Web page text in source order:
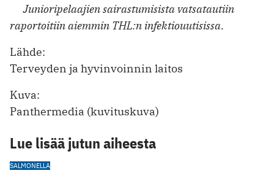
Junioripelaajien sairastumisista vatsatautiin
raportoitiin aiemmin THL:n infektiouutisissa.
Lähde:
Terveyden ja hyvinvoinnin laitos
Kuva:
Panthermedia (kuvituskuva)
Lue lisää jutun aiheesta
SALMONELLA